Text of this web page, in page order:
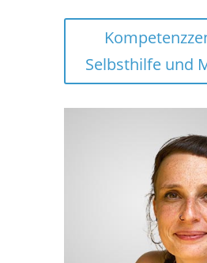
Selbsthilfe und